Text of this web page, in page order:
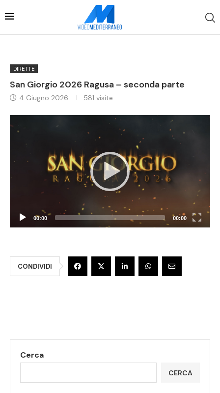
DIRETTE
San Giorgio 2026 Ragusa – seconda parte
4 Giugno 2026 581 visite
Video
Player
00:00 00:00
CONDIVIDI
Cerca
CERCA